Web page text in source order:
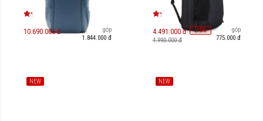
10.690.000 đ
Trả góp
1.844.000 đ
4.491.000 đ -10%
4.990.000 đ
Trả góp
775.000 đ
NEW NEW